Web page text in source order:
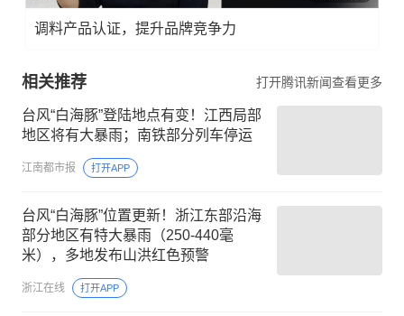
调料产品认证，提升品牌竞争力
相关推荐 打开腾讯新闻查看更多
台风“白海豚”登陆地点有变！江西局部
地区将有大暴雨；南铁部分列车停运
江南都市报 打开APP
台风“白海豚”位置更新！浙江东部沿海
部分地区有特大暴雨（250-440毫
米），多地发布山洪红色预警
浙江在线 打开APP